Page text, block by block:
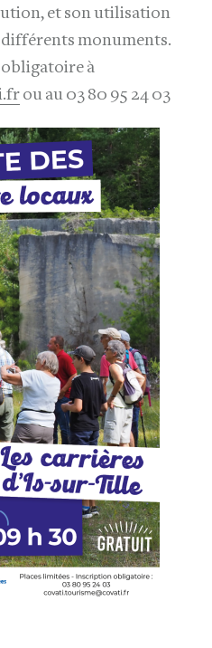
et son utilisation
monuments.
à
ou au 03 80 95 24 03